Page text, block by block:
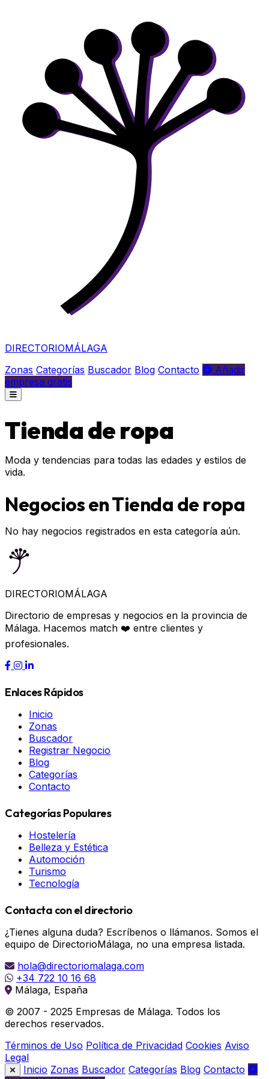
DIRECTORIOMÁLAGA
Zonas Categorías Buscador Blog Contacto
Añadir
empresa gratis
Tienda de ropa
Moda y tendencias para todas las edades y estilos de
vida.
Negocios en Tienda de ropa
No hay negocios registrados en esta categoría aún.
DIRECTORIOMÁLAGA
Directorio de empresas y negocios en la provincia de
Málaga. Hacemos match ❤️ entre clientes y
profesionales.
Enlaces Rápidos
Inicio
Zonas
Buscador
Registrar Negocio
Blog
Categorías
Contacto
Categorías Populares
Hostelería
Belleza y Estética
Automoción
Turismo
Tecnología
Contacta con el directorio
¿Tienes alguna duda? Escríbenos o llámanos. Somos el
equipo de DirectorioMálaga, no una empresa listada.
hola@directoriomalaga.com
+34 722 10 16 68
Málaga, España
© 2007 - 2025 Empresas de Málaga. Todos los
derechos reservados.
Términos de Uso Política de Privacidad Cookies Aviso
Legal
Inicio Zonas Buscador Categorías Blog Contacto